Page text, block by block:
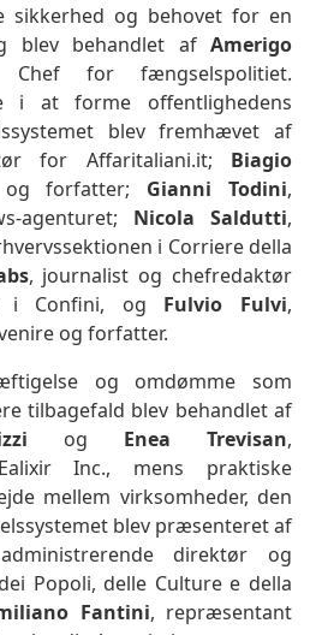
sikkerhed og behovet for en
blev behandlet af Amerigo
for fængselspolitiet.
i at forme offentlighedens
blev fremhævet af
for Affaritaliani.it; Biagio
forfatter; Gianni Todini,
agenturet; Nicola Saldutti,
i Corriere della
, journalist og chefredaktør
i Confini, og Fulvio Fulvi,
og forfatter.
og omdømme som
tilbagefald blev behandlet af
og Enea Trevisan,
Inc., mens praktiske
mellem virksomheder, den
blev præsenteret af
direktør og
Popoli, delle Culture e della
Fantini, repræsentant